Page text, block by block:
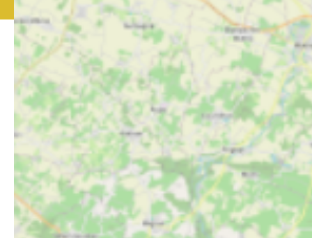
d'utilisationde Google s'appliquent.